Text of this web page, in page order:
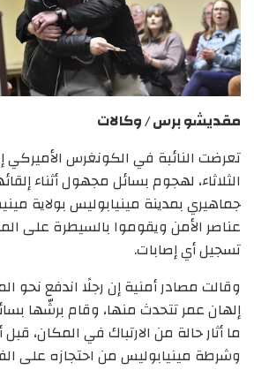
مقديشو برس / وكالات
تعرضت النائبة في الكونغرس الأميركي
الثلاثاء، لهجوم بسائل مجهول أثناء
جماهيري بمدينة مينيابوليس بولاية
عناصر الأمن ويقوموا بالسيطرة على
تسجيل أي إصابات.
وقالت مصادر أمنية إن رجلًا اندفع نحو
إلهان عمر تتحدث منها، وقام برشّها
ما أثار حالة من الارتباك في المكان،
وشرطة مينيابوليس من احتجازه على